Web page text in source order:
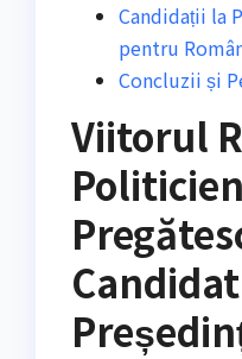
Candidații la
pentru
Concluzii și
Viitorul